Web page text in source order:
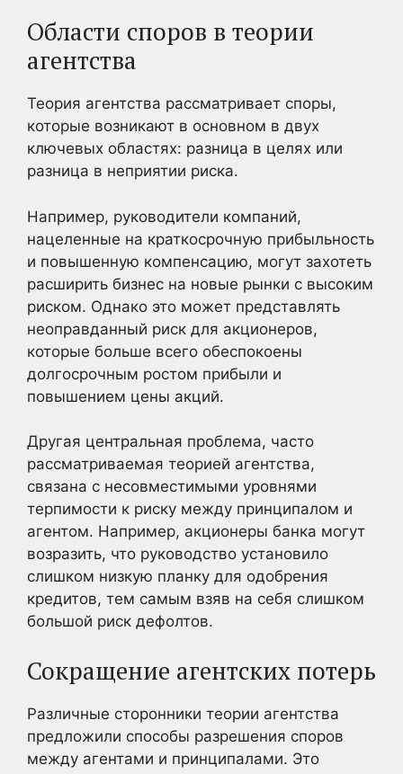
Области споров в теории
агентства
Теория агентства рассматривает споры,
которые возникают в основном в двух
ключевых областях: разница в целях или
разница в неприятии риска.
Например, руководители компаний,
нацеленные на краткосрочную прибыльность
и повышенную компенсацию, могут захотеть
расширить бизнес на новые рынки с высоким
риском. Однако это может представлять
неоправданный риск для акционеров,
которые больше всего обеспокоены
долгосрочным ростом прибыли и
повышением цены акций.
Другая центральная проблема, часто
рассматриваемая теорией агентства,
связана с несовместимыми уровнями
терпимости к риску между принципалом и
агентом. Например, акционеры банка могут
возразить, что руководство установило
слишком низкую планку для одобрения
кредитов, тем самым взяв на себя слишком
большой риск дефолтов.
Сокращение агентских потерь
Различные сторонники теории агентства
предложили способы разрешения споров
между агентами и принципалами. Это